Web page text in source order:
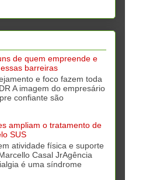
de quem empreende e
barreiras
e foco fazem toda
A imagem do empresário
confiante são
ampliam o tratamento de
SUS
atividade física e suporte
Casal JrAgência
é uma síndrome